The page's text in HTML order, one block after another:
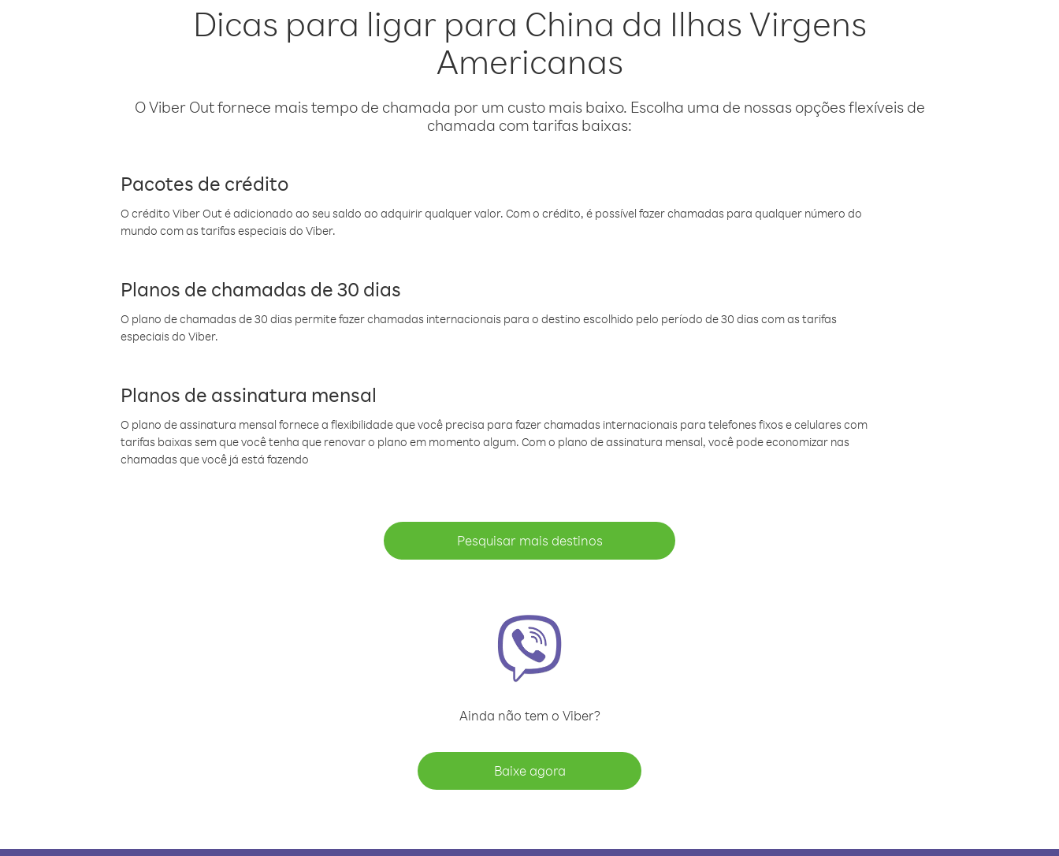
Dicas para ligar para China da Ilhas Virgens
Americanas
O Viber Out fornece mais tempo de chamada por um custo mais baixo. Escolha uma de nossas opções flexíveis de
chamada com tarifas baixas:
Pacotes de crédito
O crédito Viber Out é adicionado ao seu saldo ao adquirir qualquer valor. Com o crédito, é possível fazer chamadas para qualquer número do
mundo com as tarifas especiais do Viber.
Planos de chamadas de 30 dias
O plano de chamadas de 30 dias permite fazer chamadas internacionais para o destino escolhido pelo período de 30 dias com as tarifas
especiais do Viber.
Planos de assinatura mensal
O plano de assinatura mensal fornece a flexibilidade que você precisa para fazer chamadas internacionais para telefones fixos e celulares com
tarifas baixas sem que você tenha que renovar o plano em momento algum. Com o plano de assinatura mensal, você pode economizar nas
chamadas que você já está fazendo
Pesquisar mais destinos
Ainda não tem o Viber?
Baixe agora